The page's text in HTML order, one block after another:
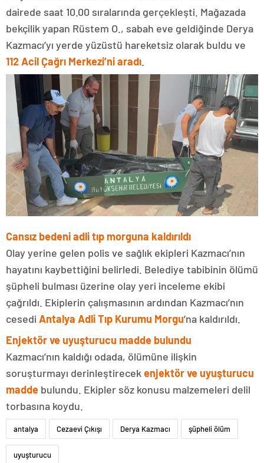
dairede saat 10.00 sıralarında gerçekleşti. Mağazada
bekçilik yapan Rüstem O., sabah eve geldiğinde Derya
Kazmacı’yı yerde yüzüstü hareketsiz olarak buldu ve
112 Acil Çağrı Merkezi’ni aradı
Cansız bedeni adli tıp morguna kaldırıldı
Olay yerine gelen polis ve sağlık ekipleri Kazmacı’nın
hayatını kaybettiğini belirledi. Belediye tabibinin ölümü
şüpheli bulması üzerine olay yeri inceleme ekibi
çağrıldı. Ekiplerin çalışmasının ardından Kazmacı’nın
cesedi Antalya Adli Tıp Kurumu Morgu’na kaldırıldı.
Enjektör ve uyuşturucu madde bulundu
Kazmacı’nın kaldığı odada, ölümüne ilişkin
soruşturmayı derinleştirecek enjektör ve uyuşturucu
madde bulundu. Ekipler söz konusu malzemeleri delil
torbasına koydu.
antalya Cezaevi Çıkışı Derya Kazmacı şüpheli ölüm
uyuşturucu